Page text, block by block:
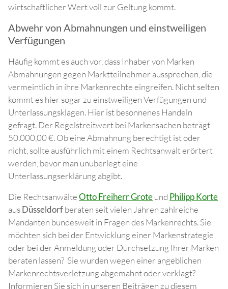
wirtschaftlicher Wert voll zur Geltung kommt.
Abwehr von Abmahnungen und einstweiligen
Verfügungen
Häufig kommt es auch vor, dass Inhaber von Marken
Abmahnungen gegen Marktteilnehmer aussprechen, die
vermeintlich in ihre Markenrechte eingreifen. Nicht selten
kommt es hier sogar zu einstweiligen Verfügungen und
Unterlassungsklagen. Hier ist besonnenes Handeln
gefragt. Der Regelstreitwert bei Markensachen beträgt
50.000,00 €. Ob eine Abmahnung berechtigt ist oder
nicht, sollte ausführlich mit einem Rechtsanwalt erörtert
werden, bevor man unüberlegt eine
Unterlassungserklärung abgibt.
Die RechtsanwälteOtto Freiherr Groteund Philipp Korte
ausDüsseldorfberaten seit vielen Jahren zahlreiche
Mandanten bundesweit in Fragen des Markenrechts. Sie
möchten sich bei der Entwicklung einer Markenstrategie
oder bei der Anmeldung oder Durchsetzung Ihrer Marken
beraten lassen? Sie wurden wegen einer angeblichen
Markenrechtsverletzung abgemahnt oder verklagt?
Informieren Sie sich in unseren Beiträgen zu diesem